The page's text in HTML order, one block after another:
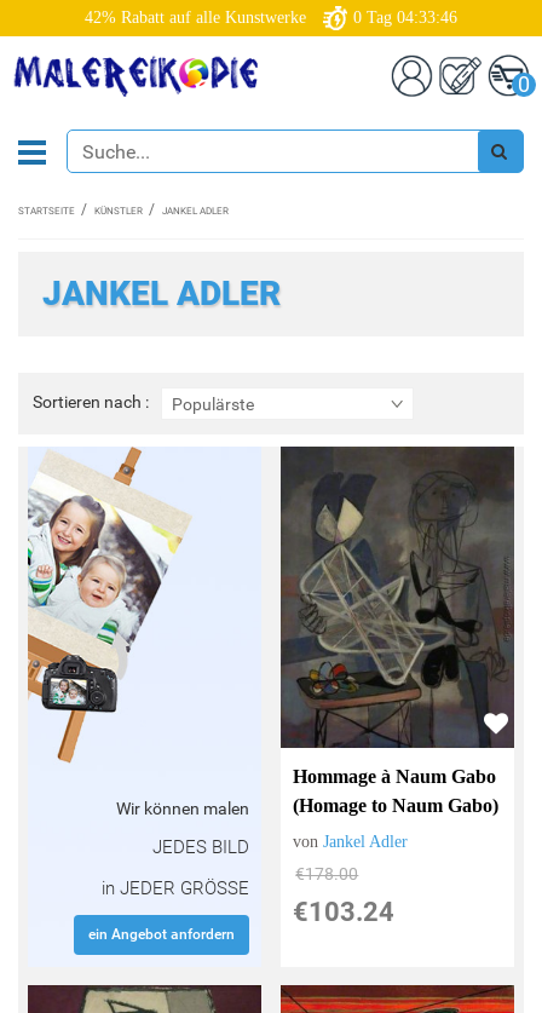
42% Rabatt auf alle Kunstwerke 0 Tag 04:33:45
0
STARTSEITE KÜNSTLER JANKEL ADLER
JANKEL ADLER
Sortieren nach : Populärste
Sortieren
nach
Wir können malen
JEDES BILD
in JEDER GRÖSSE
ein Angebot anfordern
Hommage à Naum Gabo
(Homage to Naum Gabo)
vonJankel Adler
€178.00
€103.24